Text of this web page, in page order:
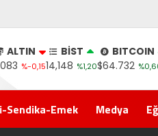
ALTIN
%-0,15
BİST
14,148 %1,20
BITCOIN
$64.732
Sendika-Emek Medya